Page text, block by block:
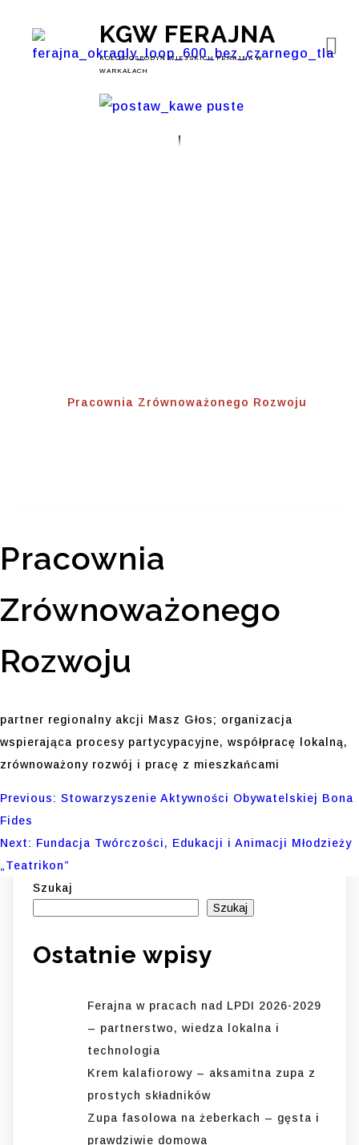
KGW FERAJNA
KOŁO GOSPODYŃ WIEJSKICH FERAJNA W
WARKAŁACH
Pracownia Zrównoważonego Rozwoju
Pracownia
Zrównoważonego
Rozwoju
partner regionalny akcji Masz Głos; organizacja
wspierająca procesy partycypacyjne, współpracę lokalną,
zrównoważony rozwój i pracę z mieszkańcami
Nawigacja
wpisu
Previous: Stowarzyszenie Aktywności Obywatelskiej Bona
Fides
Next: Fundacja Twórczości, Edukacji i Animacji Młodzieży
„Teatrikon”
Szukaj
Szukaj
Ostatnie wpisy
Ferajna w pracach nad LPDI 2026-2029
– partnerstwo, wiedza lokalna i
technologia
Krem kalafiorowy – aksamitna zupa z
prostych składników
Zupa fasolowa na żeberkach – gęsta i
prawdziwie domowa